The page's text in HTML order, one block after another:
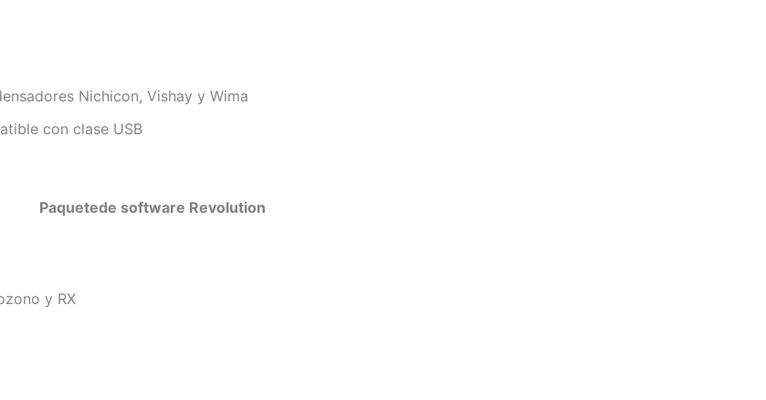
Nichicon, Vishay y Wima
con clase USB
Paquetede software Revolution
y RX